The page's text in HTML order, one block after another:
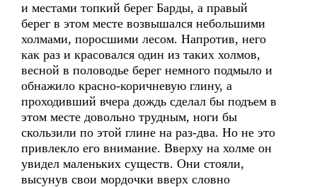
и местами топкий берег Барды, а правый
берег в этом месте возвышался небольшими
холмами, поросшими лесом. Напротив, него
как раз и красовался один из таких холмов,
весной в половодье берег немного подмыло и
обнажило красно-коричневую глину, а
проходивший вчера дождь сделал бы подъем в
этом месте довольно трудным, ноги бы
скользили по этой глине на раз-два. Но не это
привлекло его внимание. Вверху на холме он
увидел маленьких существ. Они стояли,
высунув свои мордочки вверх словно